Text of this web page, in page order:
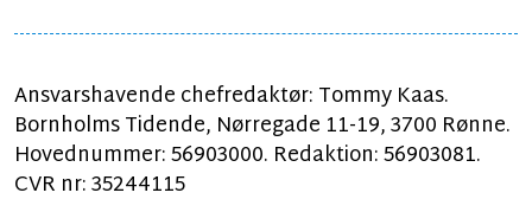
Ansvarshavende chefredaktør: Tommy Kaas.
Bornholms Tidende, Nørregade 11-19, 3700 Rønne.
Hovednummer: 56903000. Redaktion: 56903081.
CVR nr: 35244115